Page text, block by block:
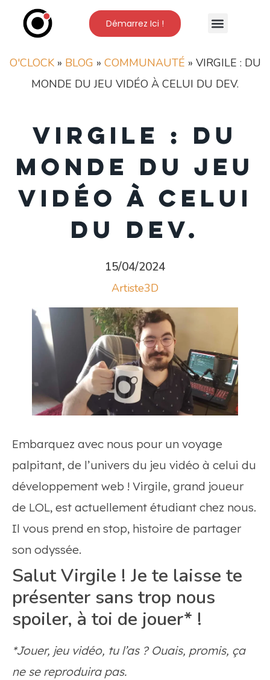
Démarrez Ici !
O'CLOCK» BLOG » COMMUNAUTÉ » VIRGILE : DU
MONDE DU JEU VIDÉO À CELUI DU DEV.
Virgile : du
monde du jeu
vidéo à celui
du dev.
15/04/2024
Artiste3D
Embarquez avec nous pour un voyage
palpitant, de l’univers du jeu vidéo à celui du
développement web ! Virgile, grand joueur
de LOL, est actuellement étudiant chez nous.
Il vous prend en stop, histoire de partager
son odyssée.
Salut Virgile ! Je te laisse te
présenter sans trop nous
spoiler, à toi de jouer* !
*Jouer, jeu vidéo, tu l’as ? Ouais, promis, ça
ne se reproduira pas.